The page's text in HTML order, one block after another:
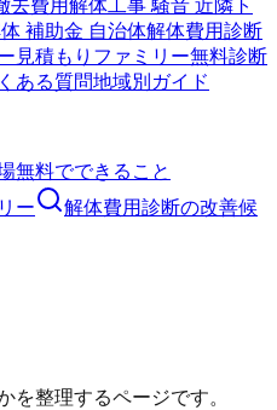
去費用解体工事 騒音 近隣ト
補助金 自治体解体費用診断
見積もりファミリー無料診断
ある質問地域別ガイド
無料でできること
ー 解体費用診断の改善候
を整理するページです。